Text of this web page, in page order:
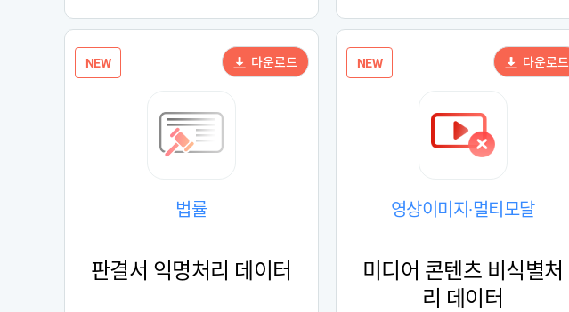
수
등
록
수
수
등
록
수
NEW
법률
판결서 익명처리 데이터
다운로드 NEW
영상이미지·멀티모달
미디어 콘텐츠 비식별처
리 데이터
다운로드